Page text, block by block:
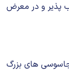
پذیر و در معرض
جاسوسی های بزرگ